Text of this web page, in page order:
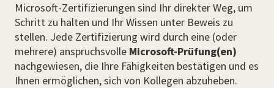
Microsoft-Zertifizierungen sind Ihr direkter Weg, um
Schritt zu halten und Ihr Wissen unter Beweis zu
stellen. Jede Zertifizierung wird durch eine (oder
mehrere) anspruchsvolle Microsoft-Prüfung(en)
nachgewiesen, die Ihre Fähigkeiten bestätigen und es
Ihnen ermöglichen, sich von Kollegen abzuheben.